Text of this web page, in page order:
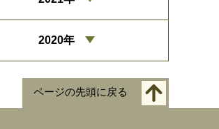
2020年
ページの先頭に戻る